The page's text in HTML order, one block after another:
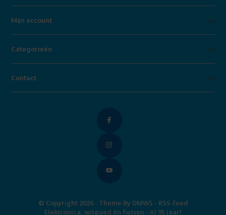
Mijn account
Categorieën
Contact
© Copyright 2026 - Theme By DMWS - RSS-feed
Elektronica, witgoed én fietsen - Al 95 jaar!